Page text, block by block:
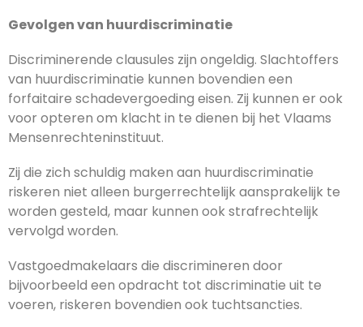
Gevolgen van huurdiscriminatie
Discriminerende clausules zijn ongeldig. Slachtoffers
van huurdiscriminatie kunnen bovendien een
forfaitaire schadevergoeding eisen. Zij kunnen er ook
voor opteren om klacht in te dienen bij het Vlaams
Mensenrechteninstituut.
Zij die zich schuldig maken aan huurdiscriminatie
riskeren niet alleen burgerrechtelijk aansprakelijk te
worden gesteld, maar kunnen ook strafrechtelijk
vervolgd worden.
Vastgoedmakelaars die discrimineren door
bijvoorbeeld een opdracht tot discriminatie uit te
voeren, riskeren bovendien ook tuchtsancties.